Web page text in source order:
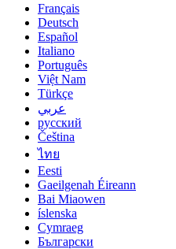
Français
Deutsch
Español
Italiano
Português
Việt Nam
Türkçe
عربي
русский
Čeština
ไทย
Eesti
Gaeilgenah Éireann
Bai Miaowen
íslenska
Cymraeg
Български